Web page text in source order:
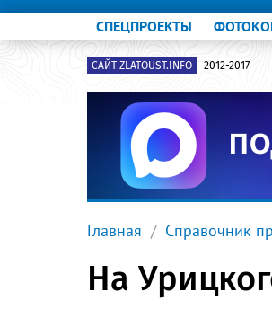
СПЕЦПРОЕКТЫ
САЙТ ZLATOUST.INFO 2012-2017
Главная Справочник
На